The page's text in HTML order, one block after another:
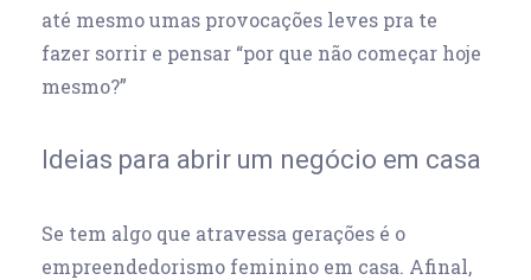
até mesmo umas provocações leves pra te
fazer sorrir e pensar “por que não começar hoje
mesmo?”
Ideias para abrir um negócio em casa
Se tem algo que atravessa gerações é o
empreendedorismo feminino em casa. Afinal,